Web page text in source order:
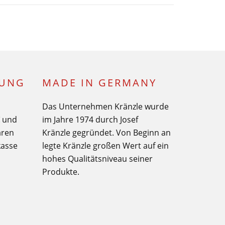
und
MADE IN GERMANY
Das Unternehmen Kränzle wurde
im Jahre 1974 durch Josef
Kränzle gegründet. Von Beginn an
legte Kränzle großen Wert auf ein
hohes Qualitätsniveau seiner
Produkte.